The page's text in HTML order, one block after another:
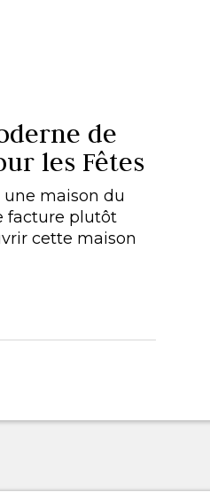
de
les Fêtes
maison du
facture plutôt
cette maison